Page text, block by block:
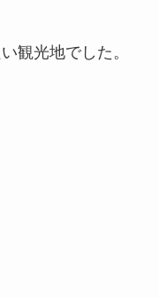
観光地でした。